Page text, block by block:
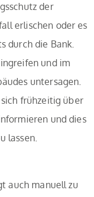
der
erlischen oder es
durch die Bank.
und im
untersagen.
frühzeitig über
und dies
lassen.
auch manuell zu